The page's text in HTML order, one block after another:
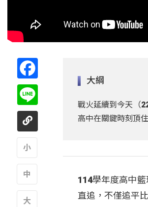
大綱
戰火延續到今天（
高中在關鍵時刻頂
114學年度高中
直追，不僅追平